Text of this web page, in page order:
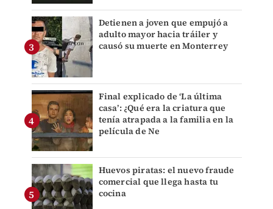
Detienen a joven que empujó a
adulto mayor hacia tráiler y
causó su muerte en Monterrey
Final explicado de ‘La última
casa’: ¿Qué era la criatura que
tenía atrapada a la familia en la
película de Ne
Huevos piratas: el nuevo fraude
comercial que llega hasta tu
cocina